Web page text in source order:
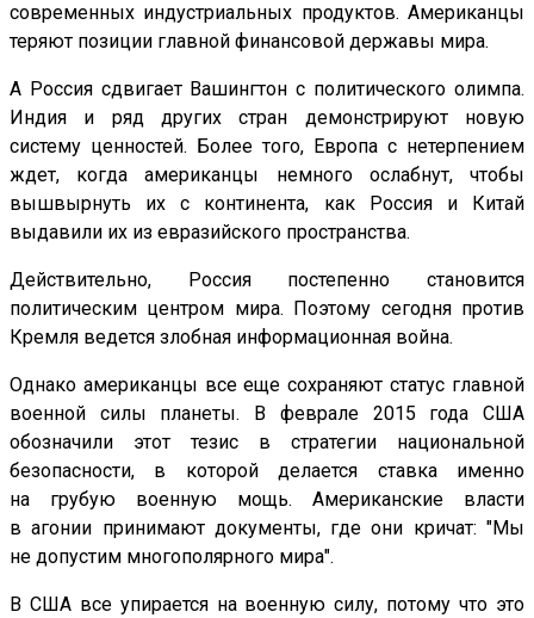
современных индустриальных продуктов. Американцы
теряют позиции главной финансовой державы мира.
А Россия сдвигает Вашингтон с политического олимпа.
Индия и ряд других стран демонстрируют новую
систему ценностей. Более того, Европа с нетерпением
ждет, когда американцы немного ослабнут, чтобы
вышвырнуть их с континента, как Россия и Китай
выдавили их из евразийского пространства.
Действительно, Россия постепенно становится
политическим центром мира. Поэтому сегодня против
Кремля ведется злобная информационная война.
Однако американцы все еще сохраняют статус главной
военной силы планеты. В феврале 2015 года США
обозначили этот тезис в стратегии национальной
безопасности, в которой делается ставка именно
на грубую военную мощь. Американские власти
в агонии принимают документы, где они кричат: "Мы
не допустим многополярного мира".
В США все упирается на военную силу, потому что это